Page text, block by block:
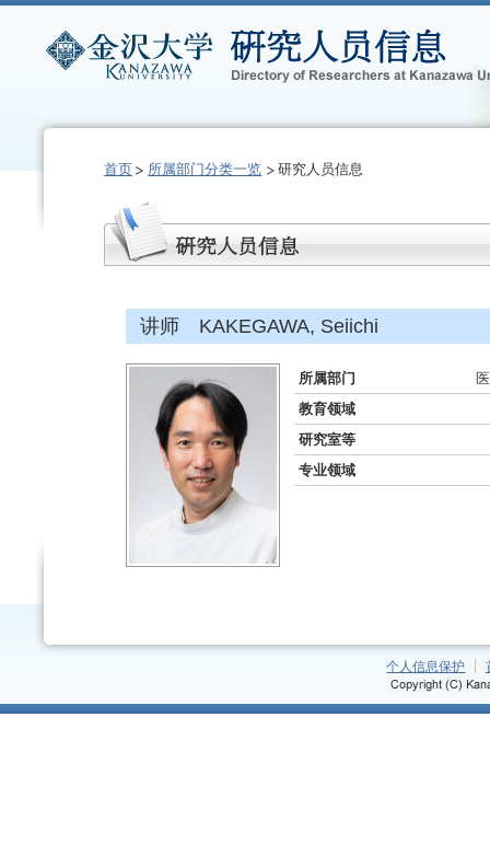
首页 所属部门分类一览 研究人员信息
讲师 KAKEGAWA, Seiichi
所属部门
教育领域
研究室等
专业领域
个人信息保护